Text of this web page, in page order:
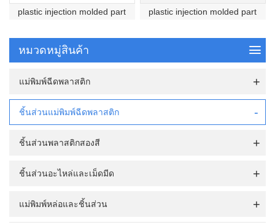
plastic injection molded part plastic injection molded part
หมวดหมู่สินค้า
แม่พิมพ์ฉีดพลาสติก
ชิ้นส่วนแม่พิมพ์ฉีดพลาสติก
ชิ้นส่วนพลาสติกสองสี
ชิ้นส่วนอะไหล่และเม็ดมีด
แม่พิมพ์หล่อและชิ้นส่วน